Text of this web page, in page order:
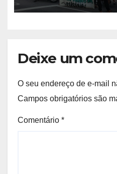
Deixe um
O seu endereço de e-mail
Campos obrigatórios são
Comentário *